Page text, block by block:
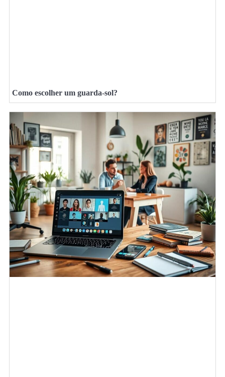
Como escolher um guarda-sol?